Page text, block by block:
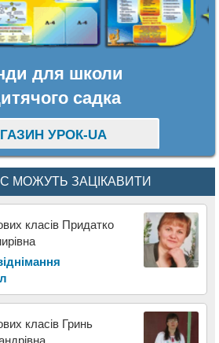
для школи
садка
УРОК-UA
МОЖУТЬ ЗАЦІКАВИТИ
класів Придатко
класів Гринь